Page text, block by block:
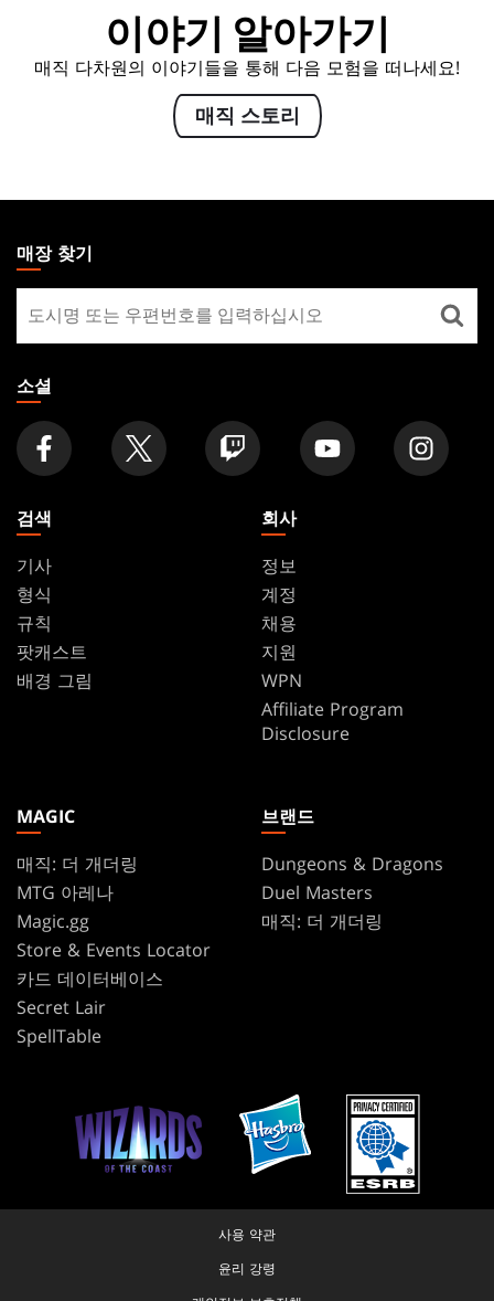
이야기 알아가기
매직 다차원의 이야기들을 통해 다음 모험을 떠나세요!
매직 스토리
THE
GATHERING
FOOTER
매장 찾기
장
찾
기
소셜
검색
기사
형식
규칙
팟캐스트
배경 그림
회사
정보
계정
채용
지원
WPN
Affiliate Program
Disclosure
MAGIC
매직: 더 개더링
MTG 아레나
Magic.gg
Store & Events Locator
카드 데이터베이스
Secret Lair
SpellTable
브랜드
Dungeons & Dragons
Duel Masters
매직: 더 개더링
사용 약관
윤리 강령